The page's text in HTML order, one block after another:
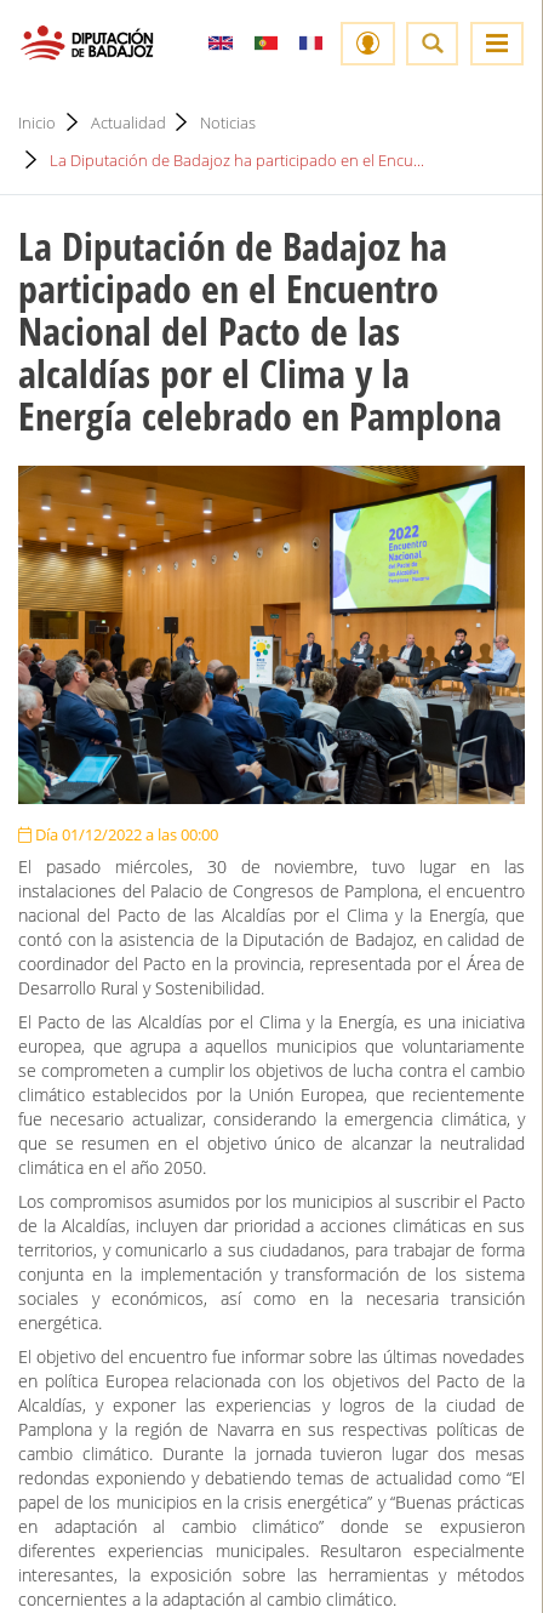
Inicio Actualidad
Noticias
La Diputación de Badajoz ha participado en el Encu...
La Diputación de Badajoz ha
participado en el Encuentro
Nacional del Pacto de las
alcaldías por el Clima y la
Energía celebrado en Pamplona
Día 01/12/2022 a las 00:00
El pasado miércoles, 30 de noviembre, tuvo lugar en las
instalaciones del Palacio de Congresos de Pamplona, el encuentro
nacional del Pacto de las Alcaldías por el Clima y la Energía, que
contó con la asistencia de la Diputación de Badajoz, en calidad de
coordinador del Pacto en la provincia, representada por el Área de
Desarrollo Rural y Sostenibilidad.
El Pacto de las Alcaldías por el Clima y la Energía, es una iniciativa
europea, que agrupa a aquellos municipios que voluntariamente
se comprometen a cumplir los objetivos de lucha contra el cambio
climático establecidos por la Unión Europea, que recientemente
fue necesario actualizar, considerando la emergencia climática, y
que se resumen en el objetivo único de alcanzar la neutralidad
climática en el año 2050.
Los compromisos asumidos por los municipios al suscribir el Pacto
de la Alcaldías, incluyen dar prioridad a acciones climáticas en sus
territorios, y comunicarlo a sus ciudadanos, para trabajar de forma
conjunta en la implementación y transformación de los sistema
sociales y económicos, así como en la necesaria transición
energética.
El objetivo del encuentro fue informar sobre las últimas novedades
en política Europea relacionada con los objetivos del Pacto de la
Alcaldías, y exponer las experiencias y logros de la ciudad de
Pamplona y la región de Navarra en sus respectivas políticas de
cambio climático. Durante la jornada tuvieron lugar dos mesas
redondas exponiendo y debatiendo temas de actualidad como “El
papel de los municipios en la crisis energética” y “Buenas prácticas
en adaptación al cambio climático” donde se expusieron
diferentes experiencias municipales. Resultaron especialmente
interesantes, la exposición sobre las herramientas y métodos
concernientes a la adaptación al cambio climático.